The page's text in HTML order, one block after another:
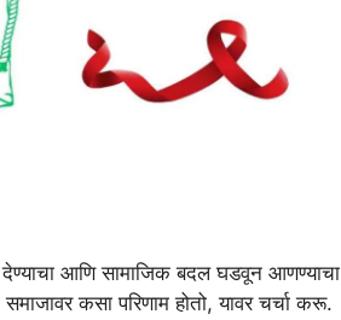
आणि सामाजिक बदल घडवून आणण्याचा
कसा परिणाम होतो, यावर चर्चा करू.